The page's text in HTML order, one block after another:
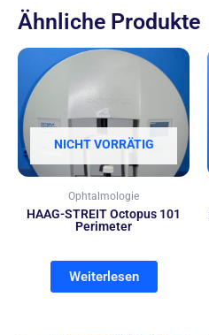
Ähnliche Produkte
NICHT VORRÄTIG
Ophtalmologie
HAAG-STREIT Octopus 101
Perimeter
Weiterlesen